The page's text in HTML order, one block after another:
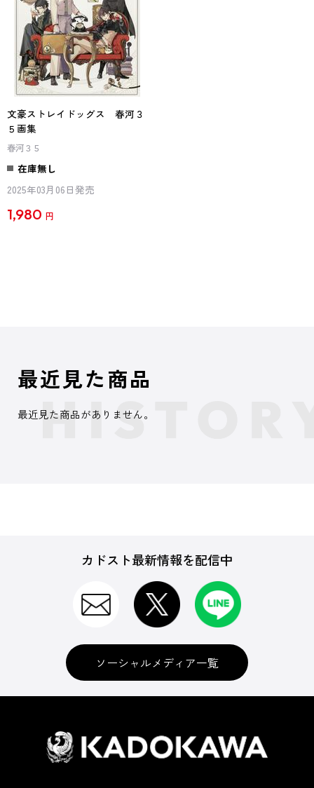
文豪ストレイドッグス 春河３
５画集
春河３５
在庫無し
2025年03月06日発売
1,980 円
最近見た商品
最近見た商品がありません。
カドスト最新情報を配信中
ソーシャルメディア一覧